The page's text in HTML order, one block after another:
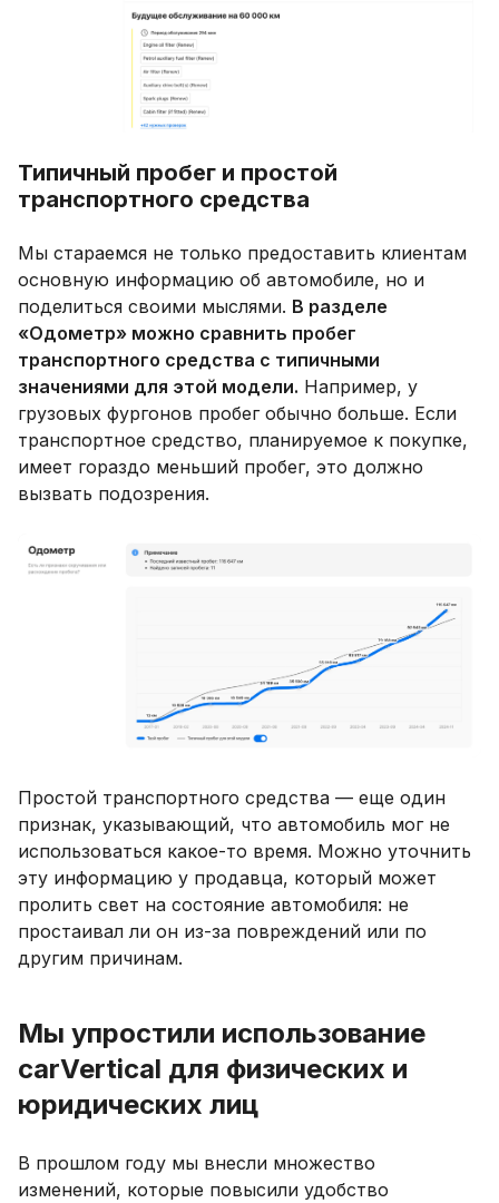
Типичный пробег и простой
транспортного средства
Мы стараемся не только предоставить клиентам
основную информацию об автомобиле, но и
поделиться своими мыслями. В разделе
«Одометр» можно сравнить пробег
транспортного средства с типичными
значениями для этой модели. Например, у
грузовых фургонов пробег обычно больше. Если
транспортное средство, планируемое к покупке,
имеет гораздо меньший пробег, это должно
вызвать подозрения.
Простой транспортного средства — еще один
признак, указывающий, что автомобиль мог не
использоваться какое-то время. Можно уточнить
эту информацию у продавца, который может
пролить свет на состояние автомобиля: не
простаивал ли он из-за повреждений или по
другим причинам.
Мы упростили использование
carVertical для физических и
юридических лиц
В прошлом году мы внесли множество
изменений, которые повысили удобство